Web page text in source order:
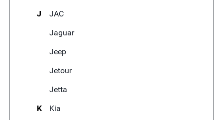
J
JAC
Jaguar
Jeep
Jetour
Jetta
K
Kia